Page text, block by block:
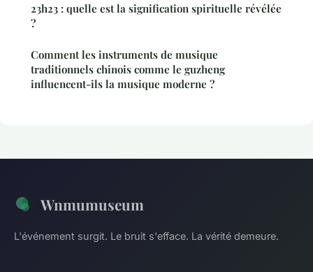
23h23 : quelle est la signification spirituelle révélée
?
Comment les instruments de musique
traditionnels chinois comme le guzheng
influencent-ils la musique moderne ?
Wnmumuseum
L'événement surgit. Le bruit s'efface. La vérité demeure.